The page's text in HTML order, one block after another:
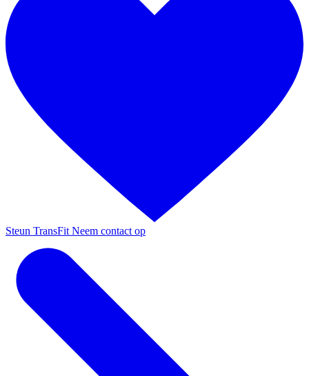
Steun TransFit Neem contact op